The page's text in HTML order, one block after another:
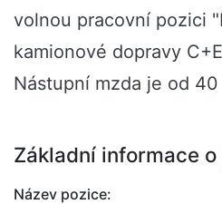
volnou pracovní pozici
kamionové dopravy
Nástupní mzda je od
Základní informace
Název pozice: